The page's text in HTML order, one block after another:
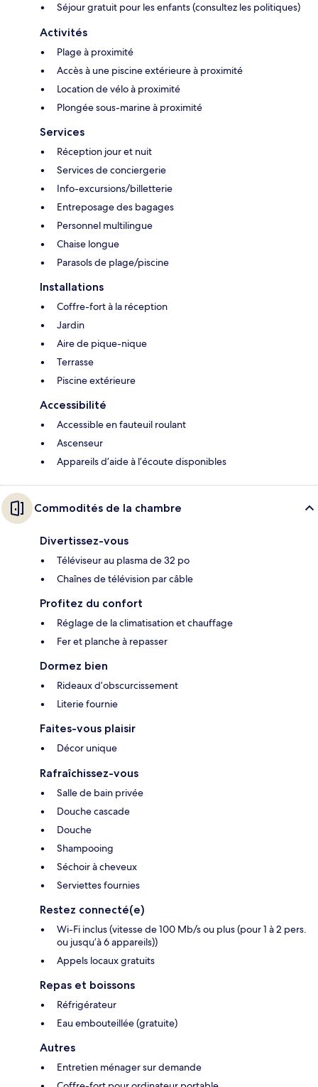
Séjour gratuit pour les enfants (consultez les politiques)
Activités
Plage à proximité
Accès à une piscine extérieure à proximité
Location de vélo à proximité
Plongée sous-marine à proximité
Services
Réception jour et nuit
Services de conciergerie
Info-excursions/billetterie
Entreposage des bagages
Personnel multilingue
Chaise longue
Parasols de plage/piscine
Installations
Coffre-fort à la réception
Jardin
Aire de pique-nique
Terrasse
Piscine extérieure
Accessibilité
Accessible en fauteuil roulant
Ascenseur
Appareils d’aide à l’écoute disponibles
Commodités de la chambre
Divertissez-vous
Téléviseur au plasma de 32 po
Chaînes de télévision par câble
Profitez du confort
Réglage de la climatisation et chauffage
Fer et planche à repasser
Dormez bien
Rideaux d’obscurcissement
Literie fournie
Faites-vous plaisir
Décor unique
Rafraîchissez-vous
Salle de bain privée
Douche cascade
Douche
Shampooing
Séchoir à cheveux
Serviettes fournies
Restez connecté(e)
Wi-Fi inclus (vitesse de 100 Mb/s ou plus (pour 1 à 2 pers.
ou jusqu’à 6 appareils))
Appels locaux gratuits
Repas et boissons
Réfrigérateur
Eau embouteillée (gratuite)
Autres
Entretien ménager sur demande